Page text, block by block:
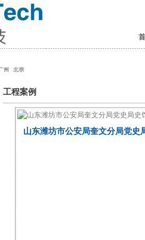
工程案例
山东潍坊市公安局奎文分局党史